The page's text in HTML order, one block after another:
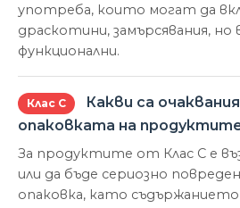
употреба, които могат да
драскотини, замърсявания, но
функционални.
Клас С
Какви са
опаковката на
За продуктите от Клас С е
или да бъде сериозно
опаковка, като